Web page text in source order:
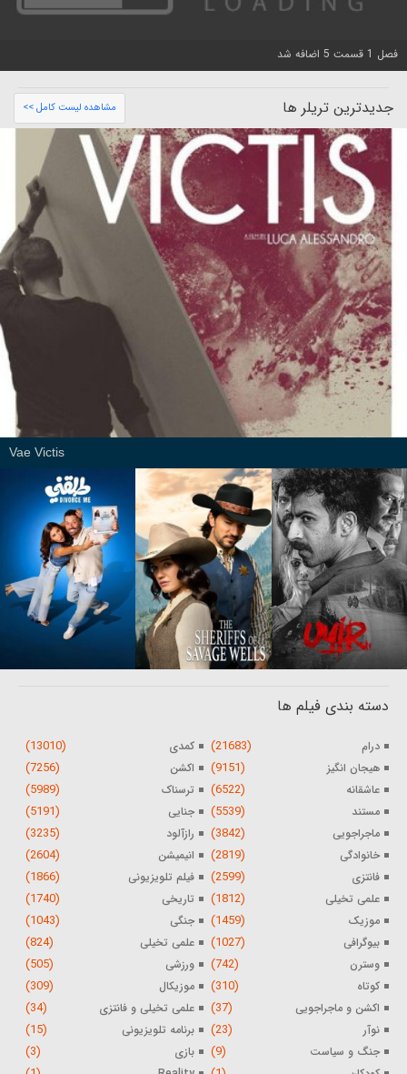
فصل 1 قسمت 5 اضافه شد
جدیدترین تریلر ها مشاهده لیست کامل >>
Vae Victis
دسته بندی فیلم ها
درام (21683) کمدی (13010)
هیجان انگیز (9151) اکشن (7256)
عاشقانه (6522) ترسناک (5989)
مستند (5539) جنایی (5191)
ماجراجویی (3842) رازآلود (3235)
خانوادگی (2819) انیمیشن (2604)
فانتزی (2599) فیلم تلویزیونی (1866)
علمی تخیلی (1812) تاریخی (1740)
موزیک (1459) جنگی (1043)
بیوگرافی (1027) علمی تخیلی (824)
وسترن (742) ورزشی (505)
کوتاه (310) موزیکال (309)
اکشن و ماجراجویی (37) علمی تخیلی و فانتزی (34)
نوآر (23) برنامه تلویزیونی (15)
جنگ و سیاست (9) بازی (3)